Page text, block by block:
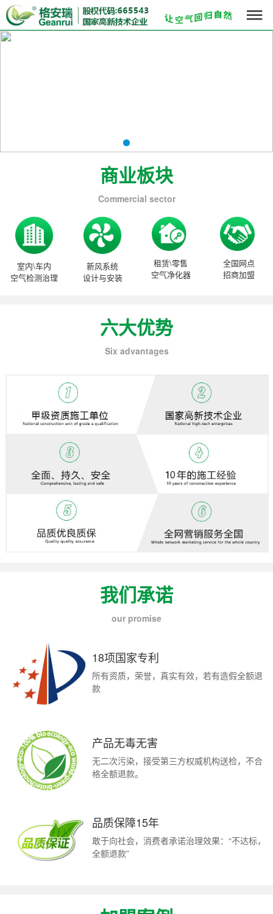

商业板块
Commercial sector
室内\车内
空气检测治理
新风系统
设计与安装
租赁\零售
空气净化器
全国网点
招商加盟
六大优势
Six advantages
我们承诺
our promise
18项国家专利
所有资质，荣誉，真实有效，若有造假全额退
款
产品无毒无害
无二次污染，接受第三方权威机构送检，不合
格全额退款。
品质保障15年
敢于向社会，消费者承诺治理效果：“不达标，
全额退款”